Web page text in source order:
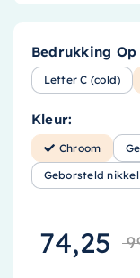
Bedrukking Op
Letter C (cold)
Kleur:
Chroom
Geborsteld nikkel
74,25